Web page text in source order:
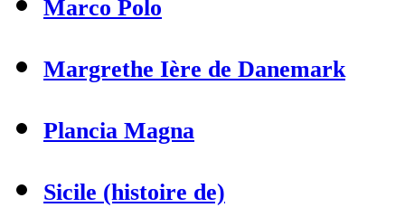
Marco Polo
Margrethe Ière de Danemark
Plancia Magna
Sicile (histoire de)